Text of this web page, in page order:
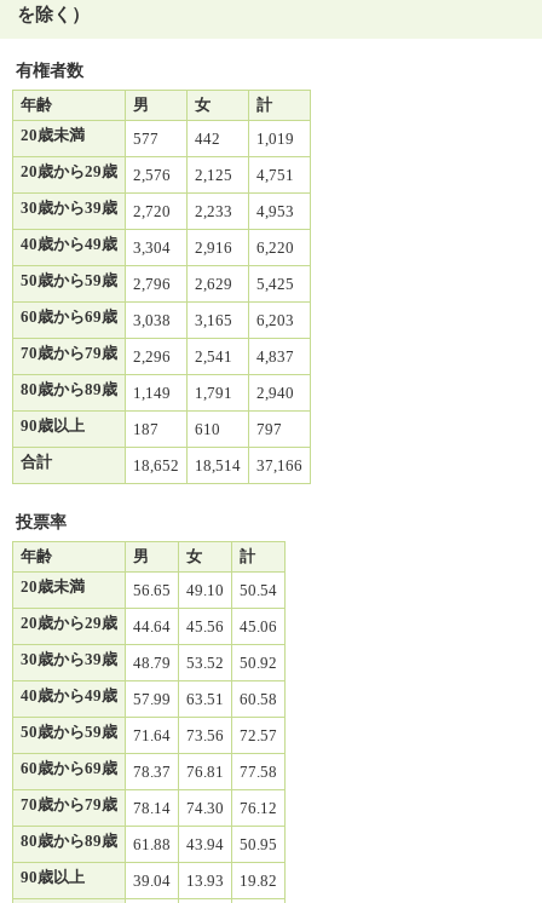
を除く）
有権者数
年齢
男 女
計
20歳未満
577 442
1,019
20歳から29歳
2,576 2,125
4,751
30歳から39歳
2,720 2,233
4,953
40歳から49歳
3,304 2,916
6,220
50歳から59歳
2,796 2,629
5,425
60歳から69歳
3,038 3,165
6,203
70歳から79歳
2,296 2,541
4,837
80歳から89歳
1,149 1,791
2,940
90歳以上
187 610
797
合計
18,652 18,514 37,166
投票率
年齢
男 女
計
20歳未満
56.65 49.10
50.54
20歳から29歳
44.64 45.56
45.06
30歳から39歳
48.79 53.52
50.92
40歳から49歳
57.99 63.51
60.58
50歳から59歳
71.64 73.56
72.57
60歳から69歳
78.37 76.81
77.58
70歳から79歳
78.14 74.30
76.12
80歳から89歳
61.88 43.94
50.95
90歳以上
39.04 13.93
19.82